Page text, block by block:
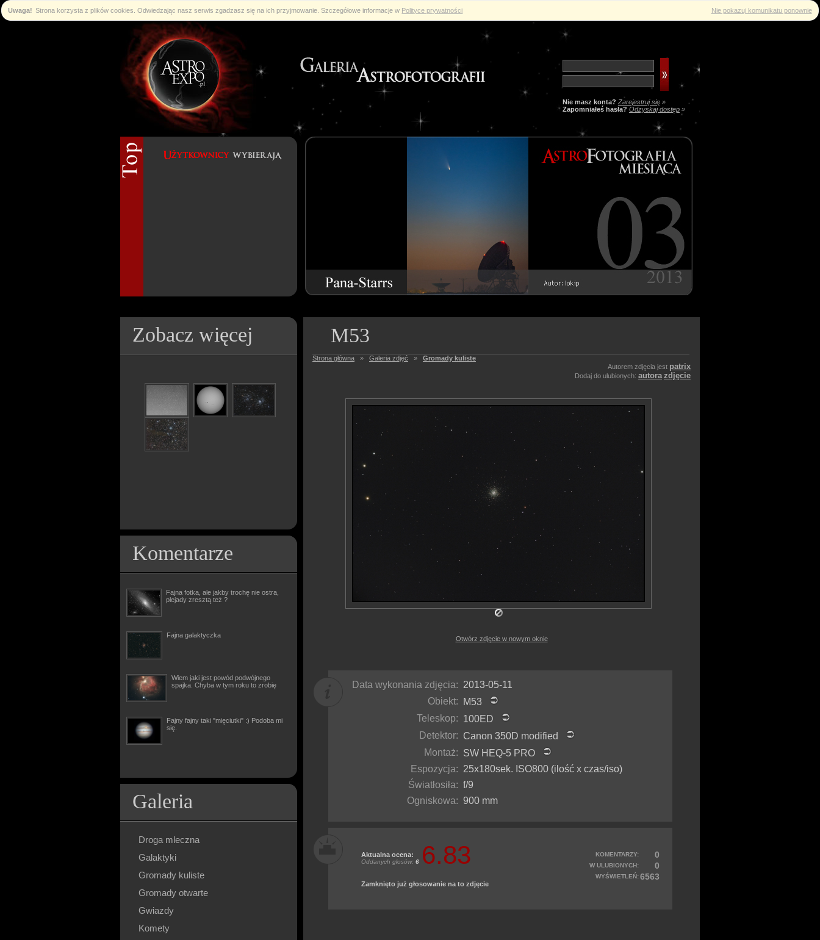
Uwaga! Strona korzysta z plików cookies. Odwiedzając nasz serwis zgadzasz się na ich przyjmowanie. Szczegółowe informacje w Polityce prywatności Nie pokazuj komunikatu ponownie
Nie masz konta? Zarejestruj się »
Zapomniałeś hasła? Odzyskaj dostęp »
Zobacz więcej
Komentarze
Fajna fotka, ale jakby trochę nie ostra,
plejady zresztą też ?
Fajna galaktyczka
Wiem jaki jest powód podwójnego
spajka. Chyba w tym roku to zrobię
Fajny fajny taki "mięciutki" :) Podoba mi
się.
Galeria
Droga mleczna
Galaktyki
Gromady kuliste
Gromady otwarte
Gwiazdy
Komety
M53
Strona główna » Galeria zdjęć » Gromady kuliste
Autorem zdjęcia jest patrix
Dodaj do ulubionych: autora zdjęcie
Otwórz zdjęcie w nowym oknie
Data wykonania zdjęcia: 2013-05-11
Obiekt:
M53
Teleskop: 100ED
Detektor: Canon 350D modified
Montaż: SW HEQ-5 PRO
Espozycja: 25x180sek. ISO800 (ilość x czas/iso)
Światłosiła: f/9
Ogniskowa: 900 mm
6.83
Aktualna ocena:
Oddanych głosów: 6
Zamknięto już głosowanie na to zdjęcie
KOMENTARZY: 0
W ULUBIONYCH: 0
WYŚWIETLEŃ:6563